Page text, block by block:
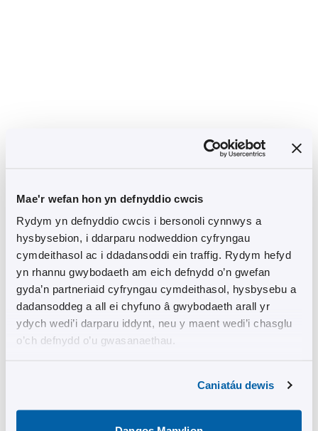
Mae'r wefan hon yn defnyddio cwcis
Rydym yn defnyddio cwcis i bersonoli cynnwys a
hysbysebion, i ddarparu nodweddion cyfryngau
cymdeithasol ac i ddadansoddi ein traffig. Rydym hefyd
yn rhannu gwybodaeth am eich defnydd o’n gwefan
gyda’n partneriaid cyfryngau cymdeithasol, hysbysebu a
dadansoddeg a all ei chyfuno â gwybodaeth arall yr
ydych wedi’i darparu iddynt, neu y maent wedi’i chasglu
o’ch defnydd o’u gwasanaethau.
Caniatáu dewis